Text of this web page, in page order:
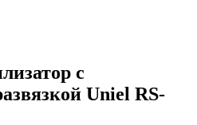
с
Uniel RS-